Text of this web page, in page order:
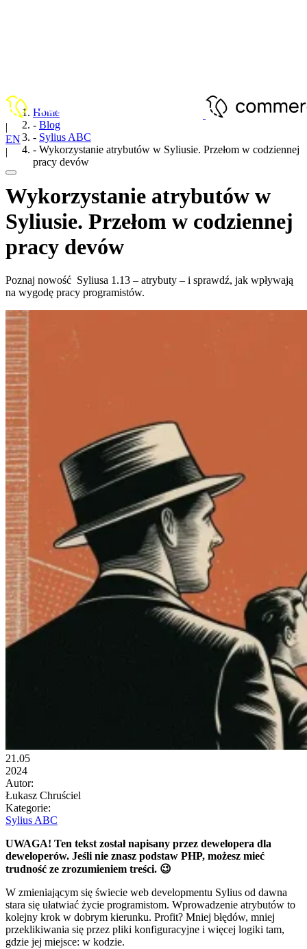
|
EN
|
Home
- Blog
- Sylius ABC
- Wykorzystanie atrybutów w Syliusie. Przełom w codziennej
pracy devów
Wykorzystanie atrybutów w
Syliusie. Przełom w codziennej
pracy devów
Poznaj nowość Syliusa 1.13 – atrybuty – i sprawdź, jak wpływają
na wygodę pracy programistów.
21.05
2024
Autor:
Łukasz Chruściel
Kategorie:
Sylius ABC
UWAGA! Ten tekst został napisany przez dewelopera dla
deweloperów. Jeśli nie znasz podstaw PHP, możesz mieć
trudność ze zrozumieniem treści. 😉
W zmieniającym się świecie web developmentu Sylius od dawna
stara się ułatwiać życie programistom. Wprowadzenie atrybutów to
kolejny krok w dobrym kierunku. Profit? Mniej błędów, mniej
przeklikiwania się przez pliki konfiguracyjne i więcej logiki tam,
gdzie jej miejsce: w kodzie.